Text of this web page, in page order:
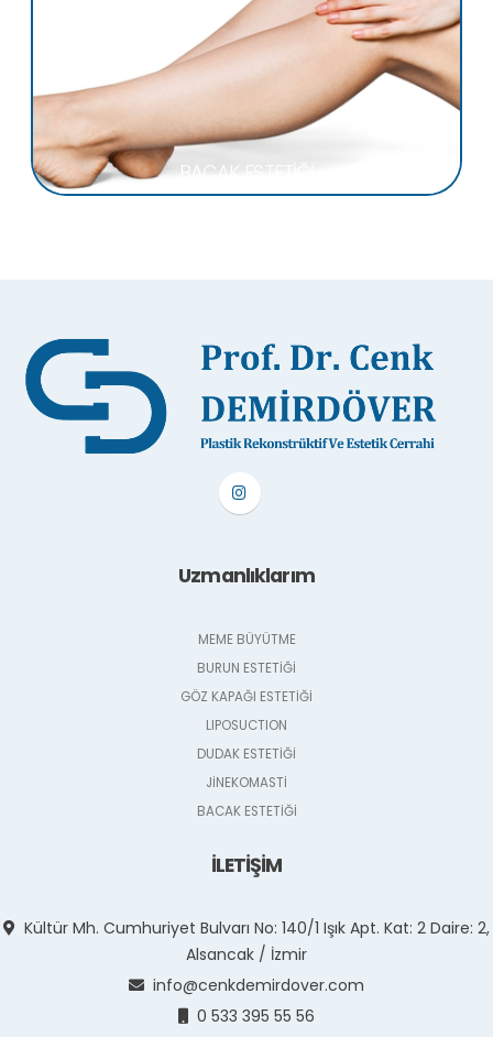
BACAK ESTETİĞİ
Uzmanlıklarım
MEME BÜYÜTME
BURUN ESTETİĞİ
GÖZ KAPAĞI ESTETİĞİ
LIPOSUCTION
DUDAK ESTETİĞİ
JİNEKOMASTİ
BACAK ESTETİĞİ
İLETİŞİM
Kültür Mh. Cumhuriyet Bulvarı No: 140/1 Işık Apt. Kat: 2 Daire: 2,
Alsancak / İzmir
info@cenkdemirdover.com
0 533 395 55 56